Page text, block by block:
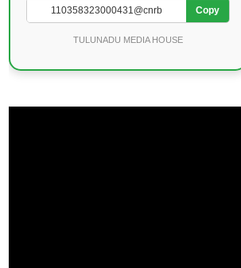
Copy
TULUNADU MEDIA HOUSE